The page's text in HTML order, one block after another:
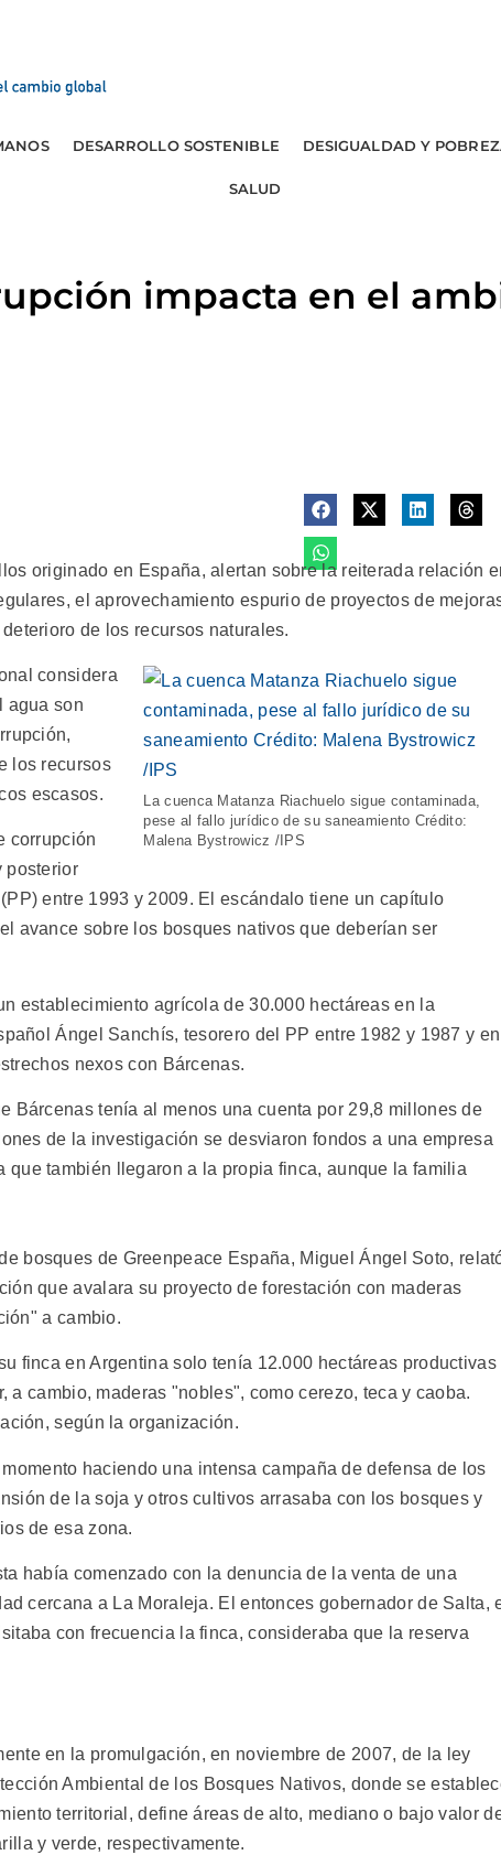
DESARROLLO SOSTENIBLE DESIGUALDAD Y
SALUD
impacta en el
originado en España, alertan sobre la reiterada relación
el aprovechamiento espurio de proyectos de
de los recursos naturales.
La cuenca Matanza Riachuelo sigue contaminada,
pese al fallo jurídico de su saneamiento Crédito:
Malena Bystrowicz /IPS
considera
agua son
los recursos
escasos.
corrupción
posterior
entre 1993 y 2009. El escándalo tiene un capítulo
avance sobre los bosques nativos que deberían ser
establecimiento agrícola de 30.000 hectáreas en la
Ángel Sanchís, tesorero del PP entre 1982 y 1987 y en
nexos con Bárcenas.
Bárcenas tenía al menos una cuenta por 29,8 millones de
de la investigación se desviaron fondos a una empresa
que también llegaron a la propia finca, aunque la familia
bosques de Greenpeace España, Miguel Ángel Soto,
que avalara su proyecto de forestación con maderas
a cambio.
finca en Argentina solo tenía 12.000 hectáreas productivas
a cambio, maderas "nobles", como cerezo, teca y caoba.
según la organización.
haciendo una intensa campaña de defensa de los
de la soja y otros cultivos arrasaba con los bosques y
de esa zona.
había comenzado con la denuncia de la venta de una
cercana a La Moraleja. El entonces gobernador de Salta,
con frecuencia la finca, consideraba que la reserva
en la promulgación, en noviembre de 2007, de la ley
Ambiental de los Bosques Nativos, donde se
territorial, define áreas de alto, mediano o bajo valor
y verde, respectivamente.